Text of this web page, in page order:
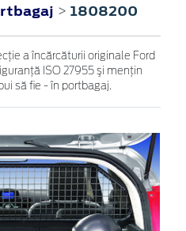
> 1808200
a încărcăturii originale Ford
ISO 27955 şi menţin
să fie - în portbagaj.